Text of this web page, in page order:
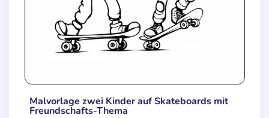
Malvorlage zwei Kinder auf Skateboards mit
Freundschafts-Thema